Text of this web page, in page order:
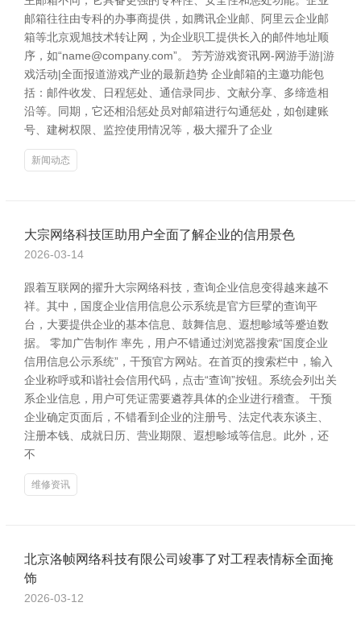
邮箱往往由专科的办事商提供，如腾讯企业邮、阿里云企业邮
箱等北京观旭技术转让网，为企业职工提供长入的邮件地址顺
序，如“name@company.com”。 芳芳游戏资讯网-网游手游|游
戏活动|全面报道游戏产业的最新趋势 企业邮箱的主邀功能包
括：邮件收发、日程惩处、通信录同步、文献分享、多缔造相
沿等。同期，它还相沿惩处员对邮箱进行勾通惩处，如创建账
号、建树权限、监控使用情况等，极大擢升了企业
新闻动态
大宗网络科技匡助用户全面了解企业的信用景色
2026-03-14
跟着互联网的擢升大宗网络科技，查询企业信息变得越来越不
祥。其中，国度企业信用信息公示系统是官方巨擘的查询平
台，大要提供企业的基本信息、鼓舞信息、遐想畛域等蹙迫数
据。 零加广告制作 率先，用户不错通过浏览器搜索“国度企业
信用信息公示系统”，干预官方网站。在首页的搜索栏中，输入
企业称呼或和谐社会信用代码，点击“查询”按钮。系统会列出关
系企业信息，用户可凭证需要遴荐具体的企业进行稽查。 干预
企业确定页面后，不错看到企业的注册号、法定代表东谈主、
注册本钱、成就日历、营业期限、遐想畛域等信息。此外，还
不
维修资讯
北京洛帧网络科技有限公司竣事了对工程表情标全面掩
饰
2026-03-12